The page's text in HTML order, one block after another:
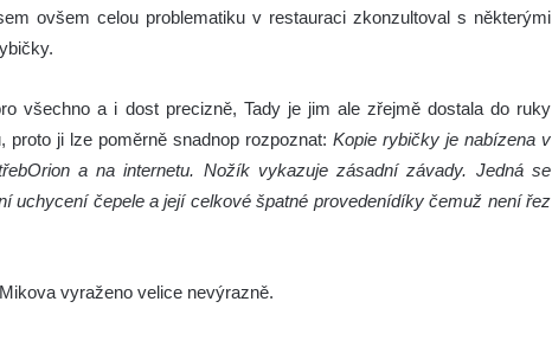
ovšem celou problematiku v restauraci zkonzultoval s některými
všechno a i dost precizně, Tady je jim ale zřejmě dostala do ruky
ji lze poměrně snadnop rozpoznat: Kopie rybičky je nabízena v
Orion a na internetu. Nožík vykazuje zásadní závady. Jedná se
uchycení čepele a její celkové špatné provedenídíky čemuž není řez
vyraženo velice nevýrazně.